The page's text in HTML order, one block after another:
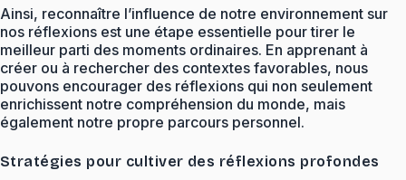
Ainsi, reconnaître l’influence de notre environnement sur
nos réflexions est une étape essentielle pour tirer le
meilleur parti des moments ordinaires. En apprenant à
créer ou à rechercher des contextes favorables, nous
pouvons encourager des réflexions qui non seulement
enrichissent notre compréhension du monde, mais
également notre propre parcours personnel.
Stratégies pour cultiver des réflexions profondes